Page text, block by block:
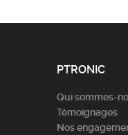
PTRONIC
Qui sommes-
Témoignages
Nos